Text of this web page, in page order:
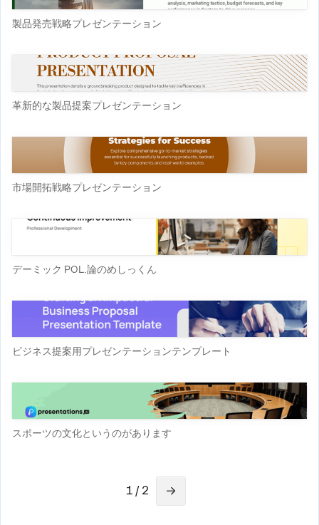
製品発売戦略プレゼンテーション
革新的な製品提案プレゼンテーション
市場開拓戦略プレゼンテーション
デーミック POL.論のめしっくん
ビジネス提案用プレゼンテーションテンプレート
スポーツの文化というのがあります
1 / 2